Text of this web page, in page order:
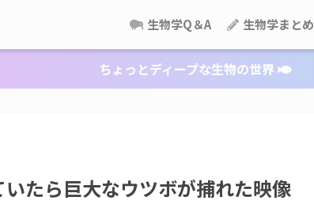
生物学Q＆A 生物学まとめ
ちょっとディープな生物の世界
たら巨大なウツボが捕れた映像